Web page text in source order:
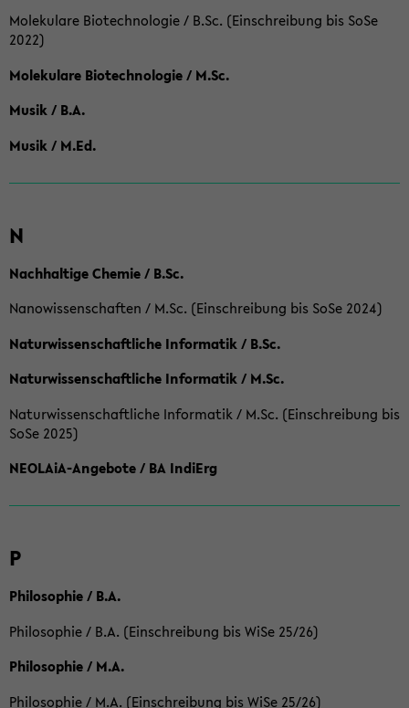
Molekulare Biotechnologie / B.Sc. (Einschreibung bis SoSe
2022)
Molekulare Biotechnologie / M.Sc.
Musik / B.A.
Musik / M.Ed.
N
Nachhaltige Chemie / B.Sc.
Nanowissenschaften / M.Sc. (Einschreibung bis SoSe 2024)
Naturwissenschaftliche Informatik / B.Sc.
Naturwissenschaftliche Informatik / M.Sc.
Naturwissenschaftliche Informatik / M.Sc. (Einschreibung bis
SoSe 2025)
NEOLAiA-Angebote / BA IndiErg
P
Philosophie / B.A.
Philosophie / B.A. (Einschreibung bis WiSe 25/26)
Philosophie / M.A.
Philosophie / M.A. (Einschreibung bis WiSe 25/26)